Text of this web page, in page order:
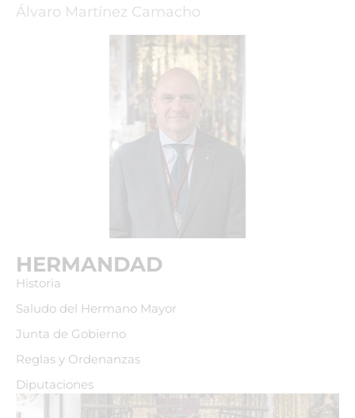
Álvaro Martínez Camacho
HERMANDAD
Historia
Saludo del Hermano Mayor
Junta de Gobierno
Reglas y Ordenanzas
Diputaciones